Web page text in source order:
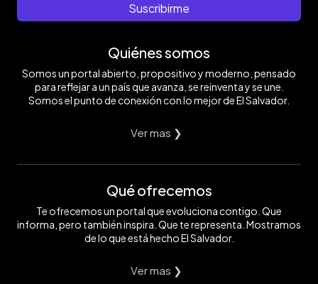
Suscribirme
Quiénes somos
Somos un portal abierto, propositivo y moderno, pensado
para reflejar a un país que avanza, se reinventa y se une.
Somos el punto de conexión con lo mejor de El Salvador.
Ver mas ❯
Qué ofrecemos
Te ofrecemos un portal que evoluciona contigo. Que
informa, pero también inspira. Que te representa. Mostramos
de lo que está hecho El Salvador.
Ver mas ❯